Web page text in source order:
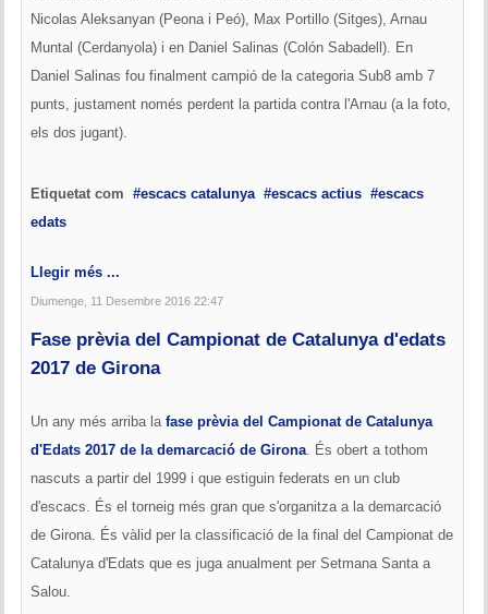
Nicolas Aleksanyan (Peona i Peó), Max Portillo (Sitges), Arnau
Muntal (Cerdanyola) i en Daniel Salinas (Colón Sabadell). En
Daniel Salinas fou finalment campió de la categoria Sub8 amb 7
punts, justament només perdent la partida contra l'Arnau (a la foto,
els dos jugant).
Etiquetat com escacs catalunya escacs actius
escacs
edats
Llegir més ...
Diumenge, 11 Desembre 2016 22:47
Fase prèvia del Campionat de Catalunya d'edats
2017 de Girona
Un any més arriba la fase prèvia del Campionat de Catalunya
d'Edats 2017 de la demarcació de Girona . És obert a tothom
nascuts a partir del 1999 i que estiguin federats en un club
d'escacs. És el torneig més gran que s'organitza a la demarcació
de Girona. És vàlid per la classificació de la final del Campionat de
Catalunya d'Edats que es juga anualment per Setmana Santa a
Salou.